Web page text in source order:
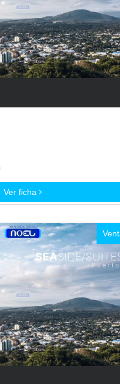
Ver ficha